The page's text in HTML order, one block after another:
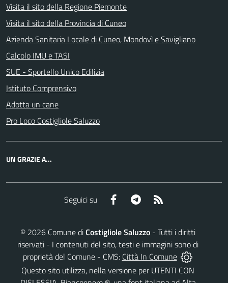
Visita il sito della Regione Piemonte
Visita il sito della Provincia di Cuneo
Azienda Sanitaria Locale di Cuneo, Mondovì e Savigliano
Calcolo IMU e TASI
SUE - Sportello Unico Edilizia
Istituto Comprensivo
Adotta un cane
Pro Loco Costigliole Saluzzo
UN GRAZIE A...
Seguici su Facebook Telegram
© 2026 Comune diCostigliole Saluzzo - Tutti i diritti
riservati - I contenuti del sito, testi e immagini sono di
proprietà del Comune - CMS: Città In Comune
Questo sito utilizza, nella versione per UTENTI CON